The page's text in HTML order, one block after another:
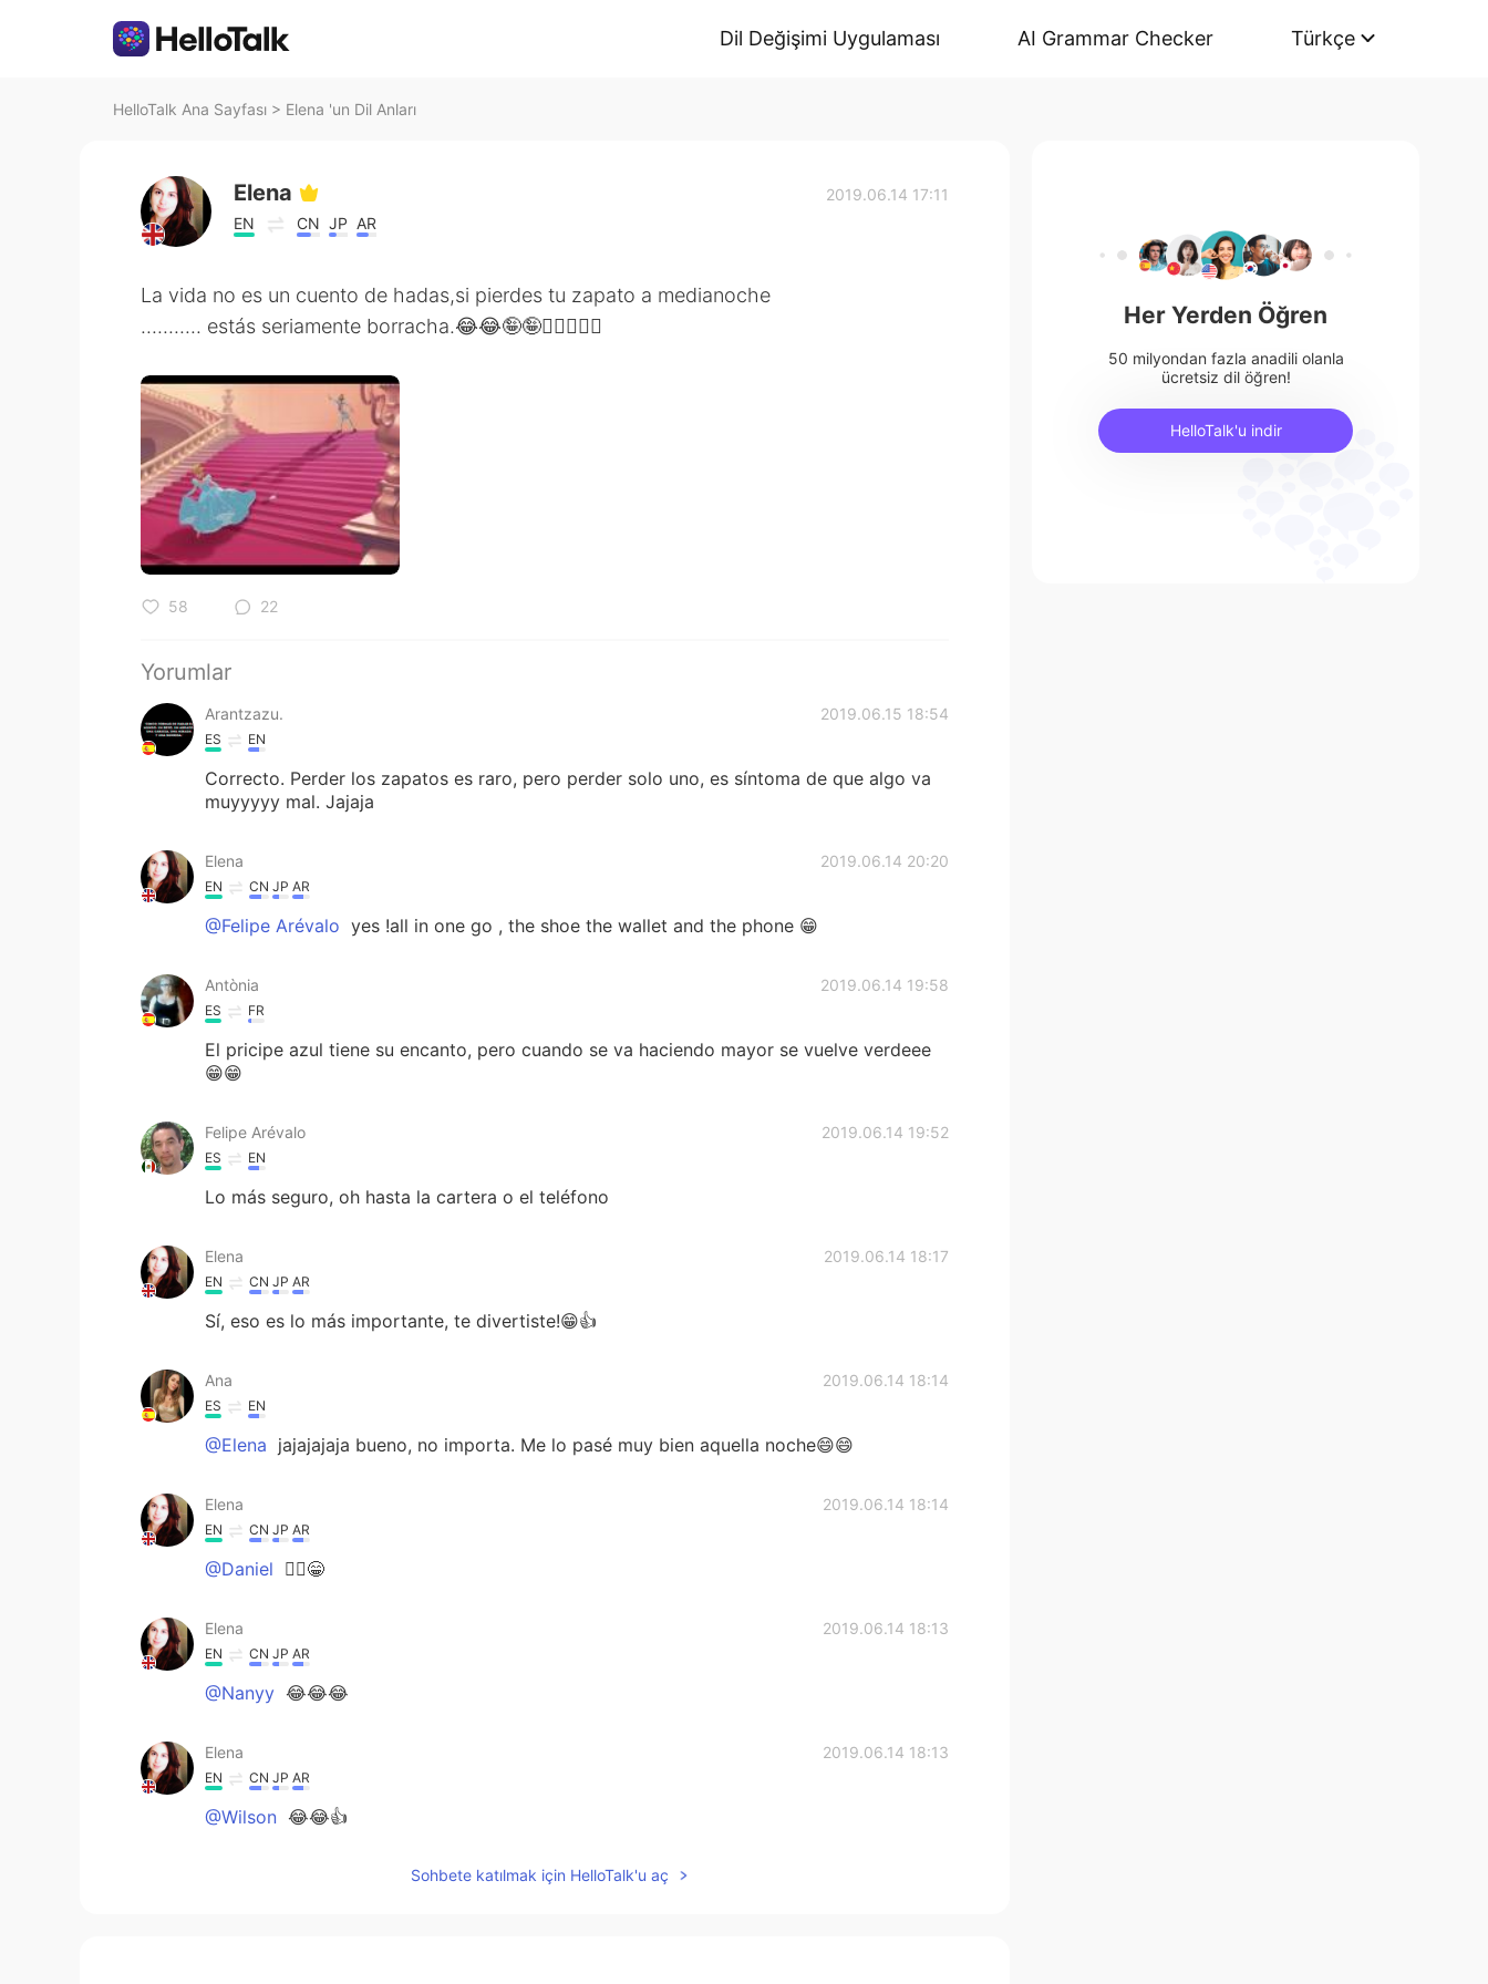
Dil Değişimi Uygulaması AI Grammar Checker Türkçe
HelloTalk Ana Sayfası > Elena 'un Dil Anları
Elena
EN CN JP AR
2019.06.14 17:11
La vida no es un cuento de hadas,si pierdes tu zapato a medianoche
........... estás seriamente borracha.😂😂🤪🤪🤦🏼‍♀️🤷‍♀️
58 22
Yorumlar
Arantzazu. 2019.06.15 18:54
ES EN
Correcto. Perder los zapatos es raro, pero perder solo uno, es síntoma de que algo va
muyyyyy mal. Jajaja
Elena 2019.06.14 20:20
EN CN JP AR
@Felipe Arévalo yes !all in one go , the shoe the wallet and the phone 😁
Antònia 2019.06.14 19:58
ES FR
El pricipe azul tiene su encanto, pero cuando se va haciendo mayor se vuelve verdeee
😁😁
Felipe Arévalo 2019.06.14 19:52
ES EN
Lo más seguro, oh hasta la cartera o el teléfono
Elena 2019.06.14 18:17
EN CN JP AR
Sí, eso es lo más importante, te divertiste!😁👍
Ana 2019.06.14 18:14
ES EN
@Elena jajajajaja bueno, no importa. Me lo pasé muy bien aquella noche😄😄
Elena 2019.06.14 18:14
EN CN JP AR
@Daniel 🤷‍♀️😁
Elena 2019.06.14 18:13
EN CN JP AR
@Nanyy 😂😂😂
Elena 2019.06.14 18:13
EN CN JP AR
@Wilson 😂😂👍
Sohbete katılmak için HelloTalk'u aç
Her Yerden Öğren
50 milyondan fazla anadili olanla
ücretsiz dil öğren!
HelloTalk'u indir